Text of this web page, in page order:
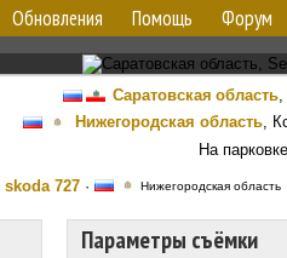
Обновления Помощь Форум
Саратовская область,
Нижегородская область,
На
skoda 727· Нижегородская область
Параметры съёмки